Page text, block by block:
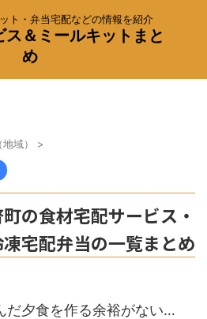
ト・弁当宅配などの情報を紹介
＆ミールキットまと
め
域） >
の食材宅配サービス・
宅配弁当の一覧まとめ
だ夕食を作る余裕がない…